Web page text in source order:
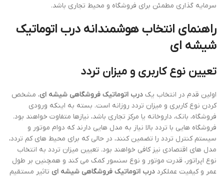
سرمایه گذاری مطمئن برای فروشگاه و محیط تجاری باشد.
راهنمای انتخاب هوشمندانه درب اتوماتیک
شیشه ای
تعیین نوع کاربری و میزان تردد
اولین قدم در انتخاب یک درب اتوماتیک فروشگاهی شیشه ای، مشخص
کردن نوع کاربری و میزان تردد روزانه است. بسته به اینکه ورودی
فروشگاه، بانک، داروخانه یا مرکز تجاری باشد، نیازها متفاوت خواهند بود.
فروشگاه هایی با تردد بالا نیاز به مدل هایی دارند که دوام موتور و
سیستم کنترل تردد را تضمین کنند، در حالی که برای محیط های کم تردد،
مدل های اقتصادی نیز کافی خواهند بود. تعیین میزان تردد به انتخاب
نوع اپراتور، قدرت موتور و نوع سنسور کمک می کند و همچنین بر طول
عمر و کیفیت عملکرد درب اتوماتیک فروشگاهی شیشه ای تاثیر مستقیم